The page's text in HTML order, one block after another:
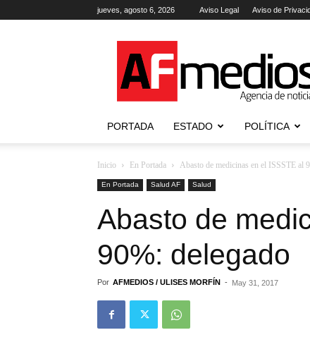
jueves, agosto 6, 2026 Aviso Legal Aviso de
Agencia
de
Noticias
PORTADA ESTADO POLÍTICA
Inicio En Portada Abasto de medicinas en el ISSSTE al
En Portada Salud AF Salud
Abasto de
90%: delegado
Por AFMEDIOS / ULISES MORFÍN - May 31, 2017